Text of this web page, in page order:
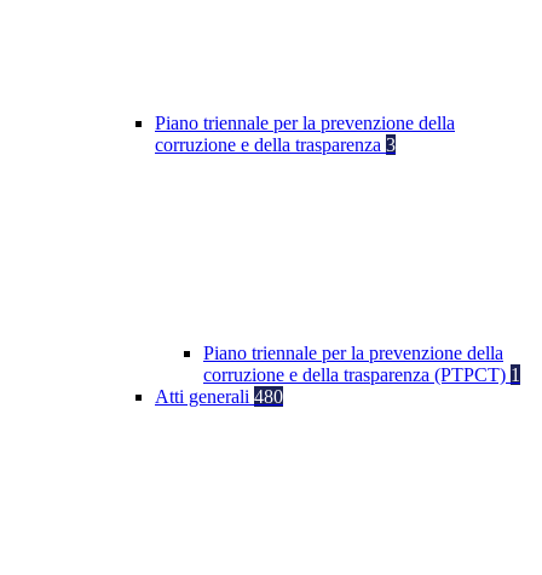
Piano triennale per la prevenzione della
corruzione e della trasparenza 3
Piano triennale per la prevenzione della
corruzione e della trasparenza (PTPCT) 1
Atti generali 480